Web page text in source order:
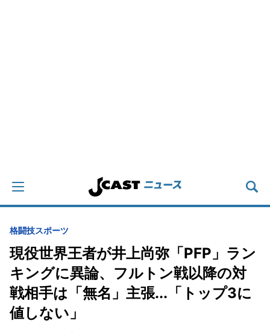
格闘技スポーツ
現役世界王者が井上尚弥「PFP」ラン
キングに異論、フルトン戦以降の対
戦相手は「無名」主張...「トップ3に
値しない」